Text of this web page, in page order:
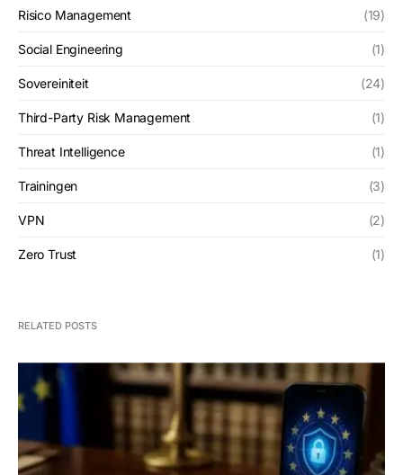
Risico Management (19)
Social Engineering (1)
Sovereiniteit (24)
Third-Party Risk Management (1)
Threat Intelligence (1)
Trainingen (3)
VPN (2)
Zero Trust (1)
RELATED POSTS